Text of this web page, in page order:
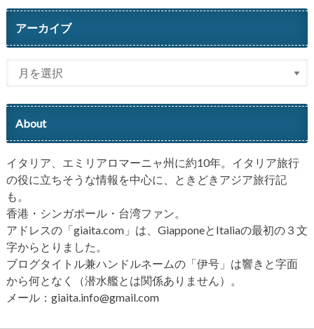
アーカイブ
About
イタリア、エミリアロマーニャ州に約10年。イタリア旅行
の役に立ちそうな情報を中心に、ときどきアジア旅行記
も。
香港・シンガポール・台湾ファン。
アドレスの「giaita.com」は、GiapponeとItaliaの最初の３文
字からとりました。
ブログタイトル兼ハンドルネームの「伊号」は響きと字面
から何となく（潜水艦とは関係ありません）。
メール：giaita.info@gmail.com